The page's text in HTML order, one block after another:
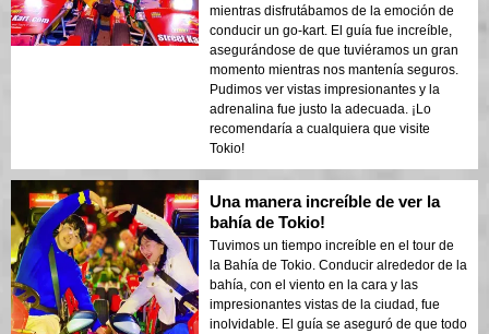
mientras disfrutábamos de la emoción de
conducir un go-kart. El guía fue increíble,
asegurándose de que tuviéramos un gran
momento mientras nos mantenía seguros.
Pudimos ver vistas impresionantes y la
adrenalina fue justo la adecuada. ¡Lo
recomendaría a cualquiera que visite
Tokio!
Una manera increíble de ver la
bahía de Tokio!
Tuvimos un tiempo increíble en el tour de
la Bahía de Tokio. Conducir alrededor de la
bahía, con el viento en la cara y las
impresionantes vistas de la ciudad, fue
inolvidable. El guía se aseguró de que todo